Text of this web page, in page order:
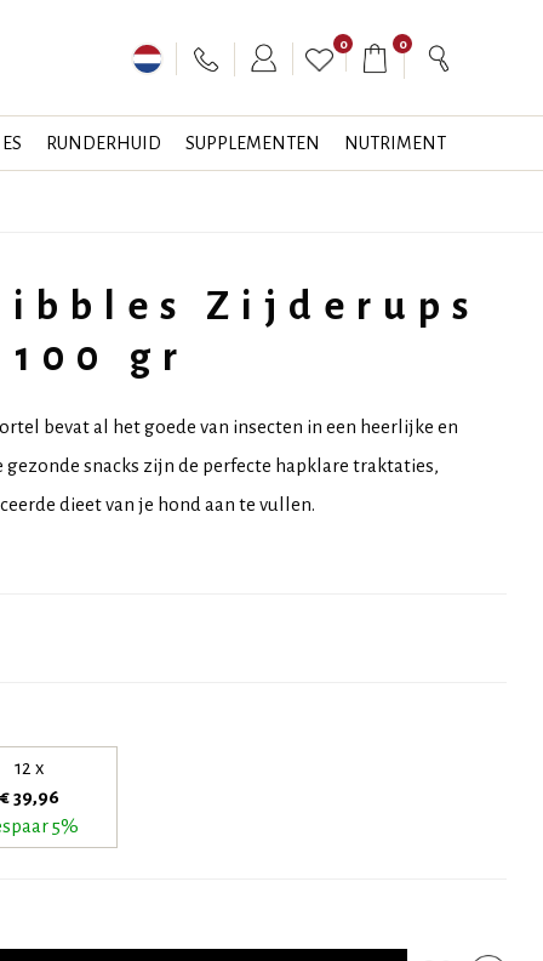
0 0
RUNDERHUID SUPPLEMENTEN NUTRIMENT
Zijderups
gr
bevat al het goede van insecten in een heerlijke en
snacks zijn de perfecte hapklare traktaties,
dieet van je hond aan te vullen.
12 x
€ 39,96
5%